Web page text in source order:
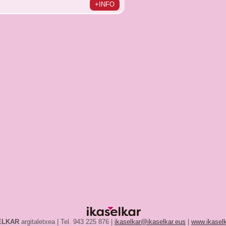
+INFO
argitaletxea | Tel. 943 225 876 | ikaselkar@ikaselkar.eus